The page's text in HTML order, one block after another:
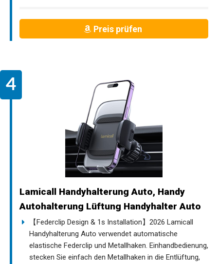
Preis prüfen
Lamicall Handyhalterung Auto, Handy
Autohalterung Lüftung Handyhalter Auto
【Federclip Design & 1s Installation】2026 Lamicall
Handyhalterung Auto verwendet automatische
elastische Federclip und Metallhaken. Einhandbedienung,
stecken Sie einfach den Metallhaken in die Entlüftung,